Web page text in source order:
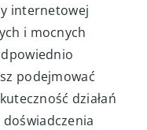
internetowej
i mocnych
podejmować
działań